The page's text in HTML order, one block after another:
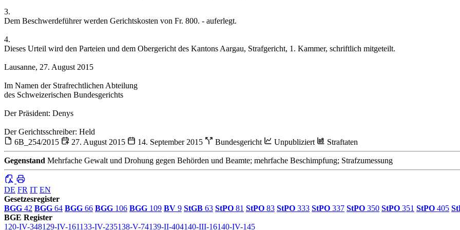
3.
Dem Beschwerdeführer werden Gerichtskosten von Fr. 800. - auferlegt.
4.
Dieses Urteil wird den Parteien und dem Obergericht des Kantons Aargau, Strafgericht, 1. Kammer, schriftlich mitgeteilt.
Lausanne, 27. August 2015
Im Namen der Strafrechtlichen Abteilung
des Schweizerischen Bundesgerichts
Der Präsident: Denys
Der Gerichtsschreiber: Held
6B_254/2015
27. August 2015 14. September 2015 Bundesgericht Unpubliziert Straftaten
Gegenstand Mehrfache Gewalt und Drohung gegen Behörden und Beamte; mehrfache Beschimpfung; Strafzumessung
DE FR IT EN
Gesetzesregister
BGG 42 BGG 64 BGG 66 BGG 106 BGG 109 BV 9 StGB 63 StPO 81 StPO 83 StPO 333 StPO 337 StPO 350 StPO 351 StPO 405
BGE Register
120-IV-348129-IV-161133-IV-235138-V-74139-II-404140-III-16140-IV-145